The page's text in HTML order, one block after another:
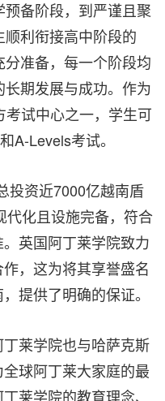
备阶段，到严谨且聚
利衔接高中阶段的
准备，每一个阶段均
期发展与成功。作为
试中心之一，学生可
A-Levels考试。
投资近7000亿越南盾
代化且设施完备，符合
英国阿丁莱学院致力
，这为将其享誉盛名
提供了明确的保证。
莱学院也与哈萨克斯
球阿丁莱大家庭的最
莱学院的教育理念、